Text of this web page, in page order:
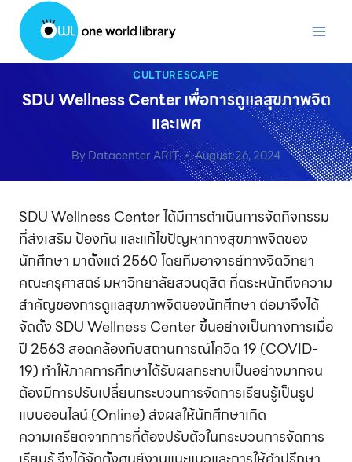
Skip
content
CULTURESCAPE
SDU Wellness Center เพื่อการดูแลสุขภาพจิต
และเพศ
ByDatacenter ARIT August 26, 2024
SDU Wellness Center ได้มีการดำเนินการจัดกิจกรรม
ที่ส่งเสริม ป้องกัน และแก้ไขปัญหาทางสุขภาพจิตของ
นักศึกษา มาตั้งแต่ 2560 โดยทีมอาจารย์ทางจิตวิทยา
คณะครุศาสตร์ มหาวิทยาลัยสวนดุสิต ที่ตระหนักถึงความ
สำคัญของการดูแลสุขภาพจิตของนักศึกษา ต่อมาจึงได้
จัดตั้ง SDU Wellness Center ขึ้นอย่างเป็นทางการเมื่อ
ปี 2563 สอดคล้องกับสถานการณ์โควิด 19 (COVID-
19) ทำให้ภาคการศึกษาได้รับผลกระทบเป็นอย่างมากจน
ต้องมีการปรับเปลี่ยนกระบวนการจัดการเรียนรู้เป็นรูป
แบบออนไลน์ (Online) ส่งผลให้นักศึกษาเกิด
ความเครียดจากการที่ต้องปรับตัวในกระบวนการจัดการ